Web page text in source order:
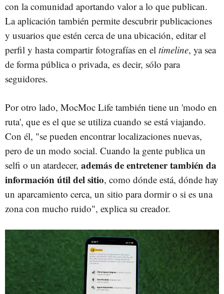
con la comunidad aportando valor a lo que publican.
La aplicación también permite descubrir publicaciones
y usuarios que estén cerca de una ubicación, editar el
perfil y hasta compartir fotografías en el timeline, ya sea
de forma pública o privada, es decir, sólo para
seguidores.
Por otro lado, MocMoc Life también tiene un 'modo en
ruta', que es el que se utiliza cuando se está viajando.
Con él, "se pueden encontrar localizaciones nuevas,
pero de un modo social. Cuando la gente publica un
selfi o un atardecer, además de entretener también da
información útil del sitio, como dónde está, dónde hay
un aparcamiento cerca, un sitio para dormir o si es una
zona con mucho ruido", explica su creador.